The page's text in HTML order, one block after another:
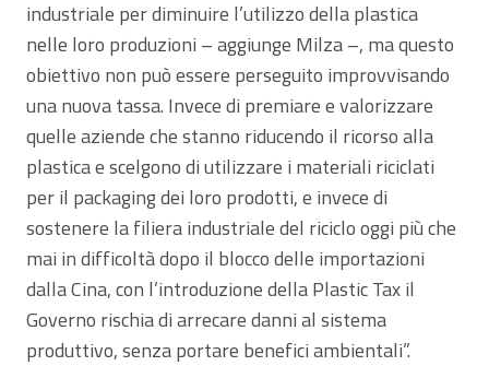
industriale per diminuire l’utilizzo della plastica
nelle loro produzioni – aggiunge Milza –, ma questo
obiettivo non può essere perseguito improvvisando
una nuova tassa. Invece di premiare e valorizzare
quelle aziende che stanno riducendo il ricorso alla
plastica e scelgono di utilizzare i materiali riciclati
per il packaging dei loro prodotti, e invece di
sostenere la filiera industriale del riciclo oggi più che
mai in difficoltà dopo il blocco delle importazioni
dalla Cina, con l’introduzione della Plastic Tax il
Governo rischia di arrecare danni al sistema
produttivo, senza portare benefici ambientali”.